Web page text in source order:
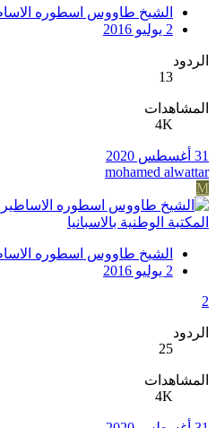
الشيخ طاووس اسطوره
2 يوليو 2016
الردود
13
المشاهدات
4K
31 أغسطس 2020
mohamed alwattar
M
المكتبة الوطنية بالاسبانيا
الشيخ طاووس اسطوره
2 يوليو 2016
2
الردود
25
المشاهدات
4K